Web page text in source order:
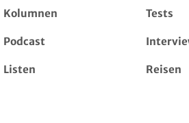
Kolumnen Tests
Podcast
Listen Reisen